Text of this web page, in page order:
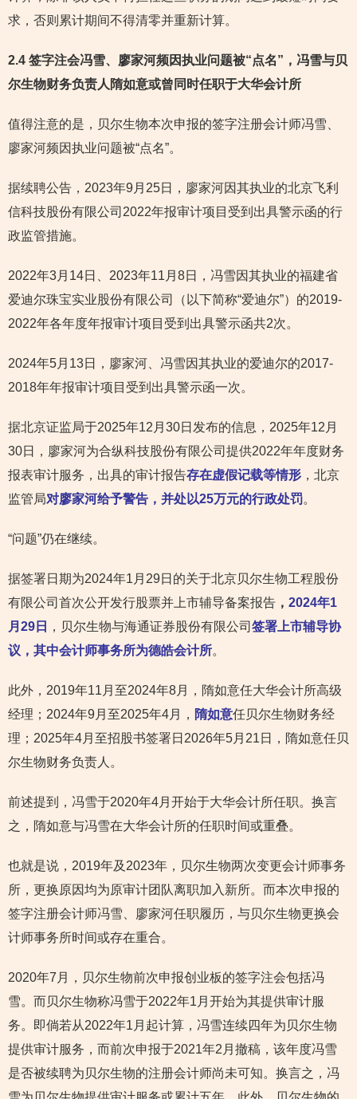
求，否则累计期间不得清零并重新计算。
2.4 签字注会冯雪、廖家河频因执业问题被“点名”，冯雪与贝
尔生物财务负责人隋如意或曾同时任职于大华会计所
值得注意的是，贝尔生物本次申报的签字注册会计师冯雪、
廖家河频因执业问题被“点名”。
据续聘公告，2023年9月25日，廖家河因其执业的北京飞利
信科技股份有限公司2022年报审计项目受到出具警示函的行
政监管措施。
2022年3月14日、2023年11月8日，冯雪因其执业的福建省
爱迪尔珠宝实业股份有限公司（以下简称“爱迪尔”）的2019-
2022年各年度年报审计项目受到出具警示函共2次。
2024年5月13日，廖家河、冯雪因其执业的爱迪尔的2017-
2018年年报审计项目受到出具警示函一次。
据北京证监局于2025年12月30日发布的信息，2025年12月
30日，廖家河为合纵科技股份有限公司提供2022年年度财务
报表审计服务，出具的审计报告存在虚假记载等情形 ，北京
监管局对廖家河给予警告，并处以25万元的行政处罚。
“问题”仍在继续。
据签署日期为2024年1月29日的关于北京贝尔生物工程股份
有限公司首次公开发行股票并上市辅导备案报告 ， 2024年1
月29日
，贝尔生物与海通证券股份有限公司 签署上市辅导协
议，其中会计师事务所为德皓会计所。
此外，2019年11月至2024年8月，隋如意任大华会计所高级
经理；2024年9月至2025年4月， 隋如意任贝尔生物财务经
理；2025年4月至招股书签署日2026年5月21日，隋如意任贝
尔生物财务负责人。
前述提到，冯雪于2020年4月开始于大华会计所任职。换言
之，隋如意与冯雪在大华会计所的任职时间或重叠。
也就是说，2019年及2023年，贝尔生物两次变更会计师事务
所，更换原因均为原审计团队离职加入新所。而本次申报的
签字注册会计师冯雪、廖家河任职履历，与贝尔生物更换会
计师事务所时间或存在重合。
2020年7月，贝尔生物前次申报创业板的签字注会包括冯
雪。而贝尔生物称冯雪于2022年1月开始为其提供审计服
务。即倘若从2022年1月起计算，冯雪连续四年为贝尔生物
提供审计服务，而前次申报于2021年2月撤稿，该年度冯雪
是否被续聘为贝尔生物的注册会计师尚未可知。换言之，冯